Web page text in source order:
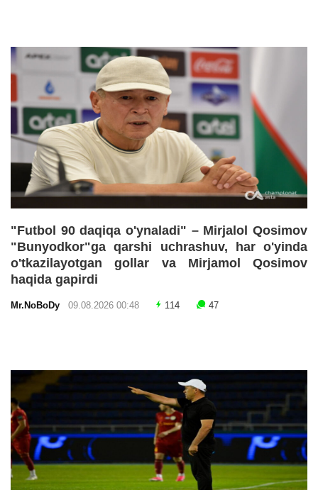
"Futbol 90 daqiqa o'ynaladi" – Mirjalol Qosimov
"Bunyodkor"ga qarshi uchrashuv, har o'yinda
o'tkazilayotgan gollar va Mirjamol Qosimov
haqida gapirdi
Mr.NoBoDy 09.08.2026 00:48 114 47